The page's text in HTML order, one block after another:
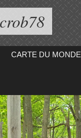
CARTE DU MONDE